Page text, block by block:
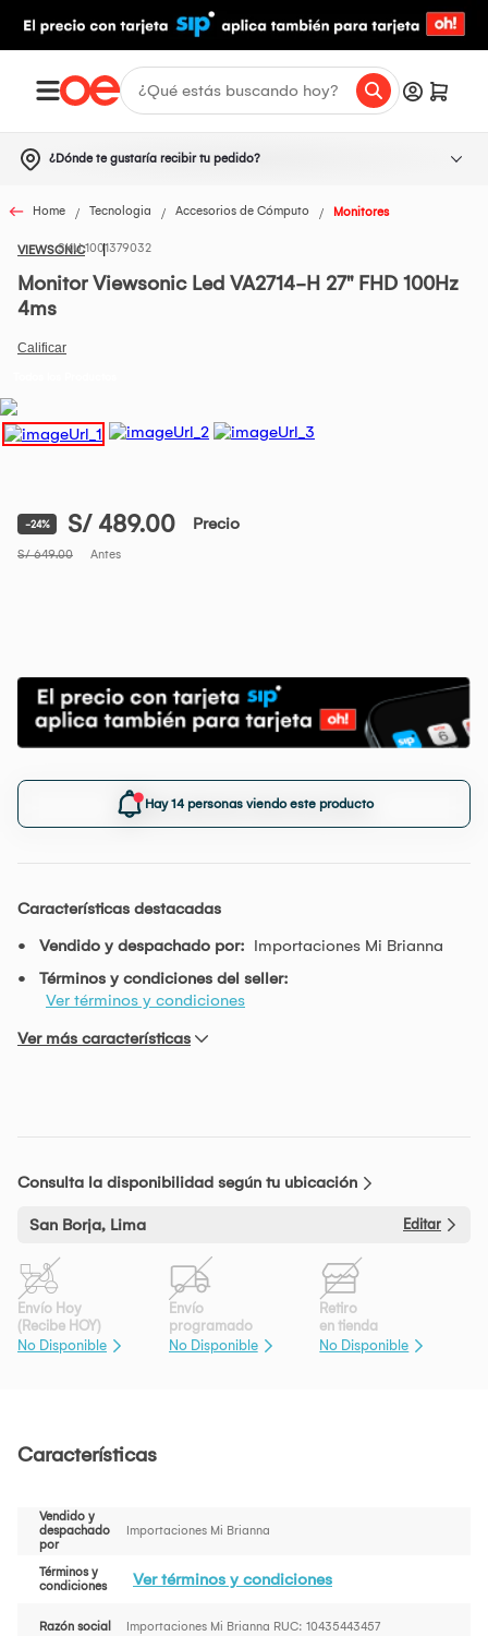
¿Dónde te gustaría recibir tu pedido?
Home Tecnologia Accesorios de Cómputo Monitores
VIEWSONIC1001379032
Monitor Viewsonic Led VA2714-H 27" FHD 100Hz
4ms
-24% S/ 489.00 Precio
S/ 649.00 Antes
Hay 14 personas viendo este producto
Características destacadas
Vendido y despachado por: Importaciones Mi Brianna
Términos y condiciones del seller:
Ver términos y condiciones
Ver más características
Consulta la disponibilidad según tu ubicación
San Borja, Lima Editar
Envío Hoy
(Recibe HOY)
No Disponible
Envío
programado
No Disponible
Retiro
en tienda
No Disponible
Características
Vendido y
despachado
por
Importaciones Mi Brianna
Términos y
condiciones
Ver términos y condiciones
Razón social Importaciones Mi Brianna RUC: 10435443457